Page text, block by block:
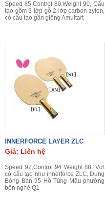
Speed 85,Control 80,Weight 90, Cấu
tạo gồm 3 lớp gỗ 2 lớp carbon zylon,
có cấu tạo gần giống Amultart
INNERFORCE LAYER ZLC
Giá: Liên hệ
Speed 92,Control 94 Weight 88. Vợt
có cấu tạo như innerforce ZLC, Dung
Bóng Bàn 95 Hồ Tùng Mậu phường
bến nghé Q1